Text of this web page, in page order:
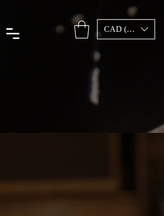
CAD (C$)